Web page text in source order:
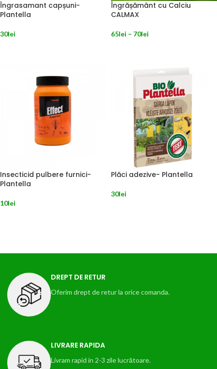
Îngrasamant capșuni-
Plantella
30lei
Îngrășământ cu Calciu
CALMAX
65lei – 70lei
Insecticid pulbere furnici-
Plantella
10lei
Plăci adezive- Plantella
30lei
DREPT DE RETUR
Oferim drept de retur la orice comanda.
LIVRARE RAPIDA
Livram rapid in 2-3 zile lucrătoare.